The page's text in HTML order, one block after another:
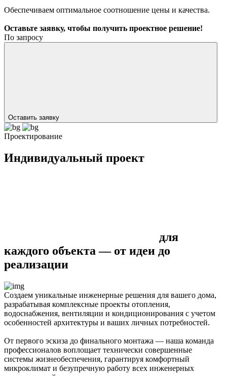
Обеспечиваем оптимальное соотношение цены и качества.
Оставьте заявку, чтобы получить проектное решение!
По запросу
Оставить заявку
Проектирование
Индивидуальный проект
для
каждого объекта — от идеи до
реализации
Создаем уникальные инженерные решения для вашего дома,
разрабатывая комплексные проекты отопления,
водоснабжения, вентиляции и кондиционирования с учетом
особенностей архитектуры и ваших личных потребностей.
От первого эскиза до финального монтажа — наша команда
профессионалов воплощает технически совершенные
системы жизнеобеспечения, гарантируя комфортный
микроклимат и безупречную работу всех инженерных